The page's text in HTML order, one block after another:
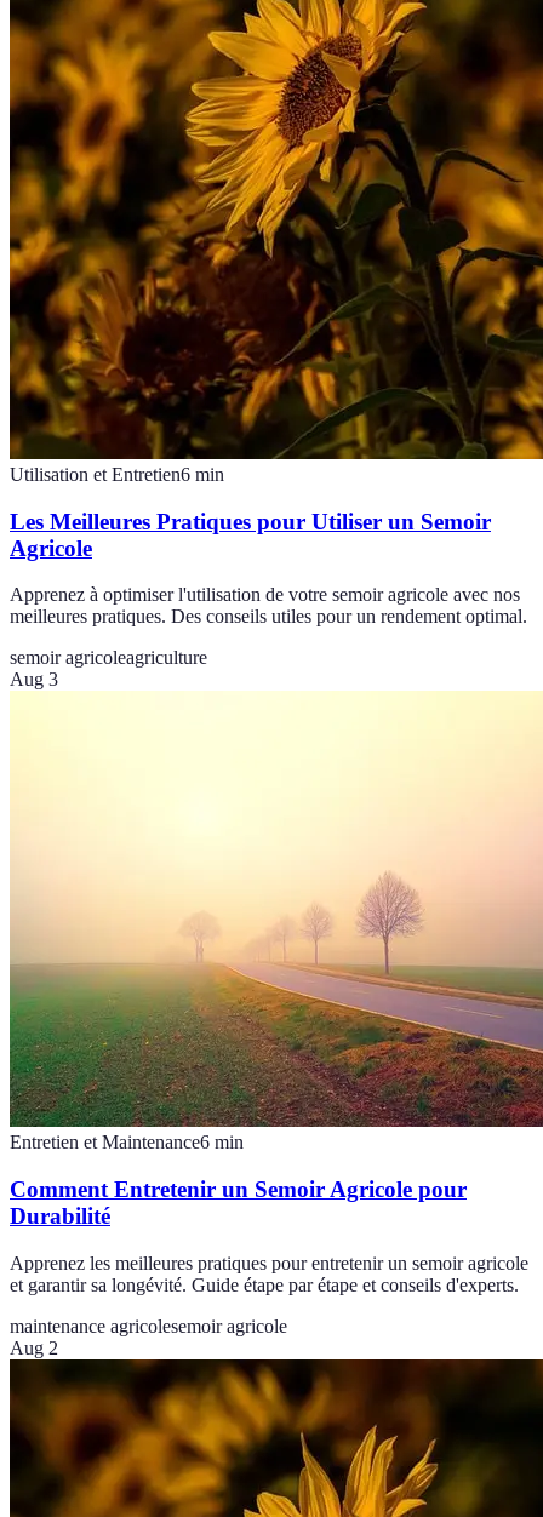
Utilisation et Entretien6 min
Les Meilleures Pratiques pour Utiliser un Semoir
Agricole
Apprenez à optimiser l'utilisation de votre semoir agricole avec nos
meilleures pratiques. Des conseils utiles pour un rendement optimal.
semoir agricoleagriculture
Aug 3
Entretien et Maintenance6 min
Comment Entretenir un Semoir Agricole pour
Durabilité
Apprenez les meilleures pratiques pour entretenir un semoir agricole
et garantir sa longévité. Guide étape par étape et conseils d'experts.
maintenance agricolesemoir agricole
Aug 2